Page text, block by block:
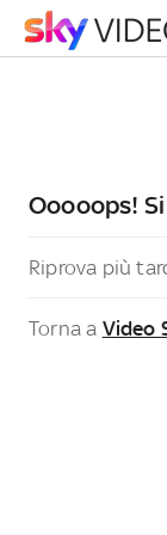
Ooooops!
Riprova più
Torna a Video